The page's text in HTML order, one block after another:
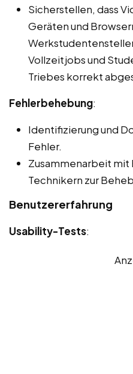
Sicherstellen, dass
Geräten und
Vollzeitjobs und
Triebes korrekt
Fehlerbehebung:
Identifizierung und
Fehler.
Zusammenarbeit mit
Technikern zur
Benutzererfahrung
Usability-Tests: